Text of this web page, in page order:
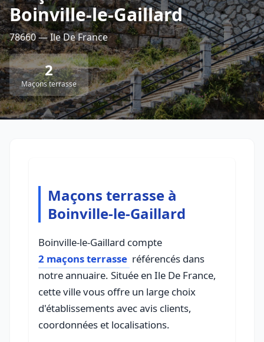
CGU- Confidentialité- Service proposé parViteUnDevis.com -Vous
Boinville-le-Gaillard
78660 — Ile De France
2
Maçons terrasse
Maçons terrasse à
Boinville-le-Gaillard
Boinville-le-Gaillard compte
2 maçons terrasse référencés dans
notre annuaire. Située en Ile De France,
cette ville vous offre un large choix
d'établissements avec avis clients,
coordonnées et localisations.